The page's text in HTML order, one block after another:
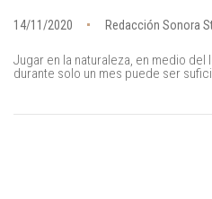
14/11/2020 Redacción Sonora
Jugar en la naturaleza, en medio
durante solo un mes puede ser